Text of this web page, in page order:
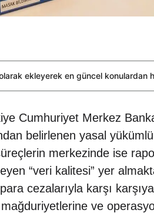
ekleyerek en güncel konulardan
Cumhuriyet Merkez
belirlenen yasal
merkezinde ise
“veri kalitesi” yer
cezalarıyla karşı
ve